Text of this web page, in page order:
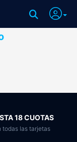
18 CUOTAS
todas las tarjetas